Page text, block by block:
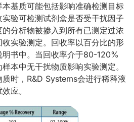
基质可能包括影响准确检测目标
验可检测试剂盒是否受干扰因子
分析物被掺入到所有已测定过浓
实验测定。回收率以百分比的形
书中。当回收率介于80-120%
本中无干扰物质影响实验测定。
时，R&D Systems会进行稀释液
应。